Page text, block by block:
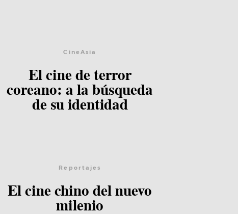
CineAsia
El cine de terror
coreano: a la búsqueda
de su identidad
Reportajes
El cine chino del nuevo
milenio